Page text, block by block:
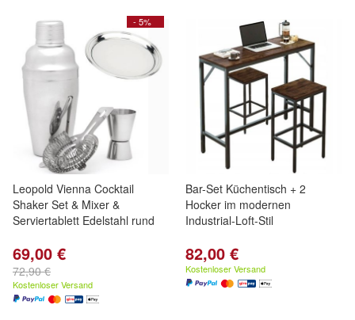
- 5%
Leopold Vienna Cocktail
Shaker Set & Mixer &
Serviertablett Edelstahl rund
69,00 €
72,90 €
Kostenloser Versand
Bar-Set Küchentisch + 2
Hocker im modernen
Industrial-Loft-Stil
82,00 €
Kostenloser Versand